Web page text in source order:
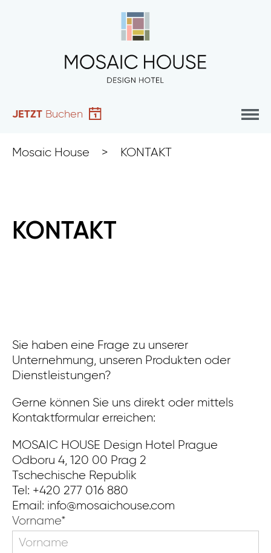
JETZT Buchen
Mosaic House > KONTAKT
KONTAKT
Sie haben eine Frage zu unserer
Unternehmung, unseren Produkten oder
Dienstleistungen?
Gerne können Sie uns direkt oder mittels
Kontaktformular erreichen:
MOSAIC HOUSE Design Hotel Prague
Odboru 4, 120 00 Prag 2
Tschechische Republik
Tel: +420 277 016 880
Email: info@mosaichouse.com
Kontakt
[DE]
Vorname*